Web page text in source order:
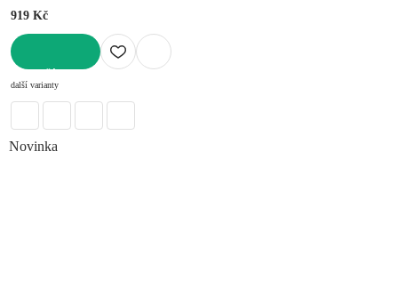
919 Kč
další varianty
Novinka